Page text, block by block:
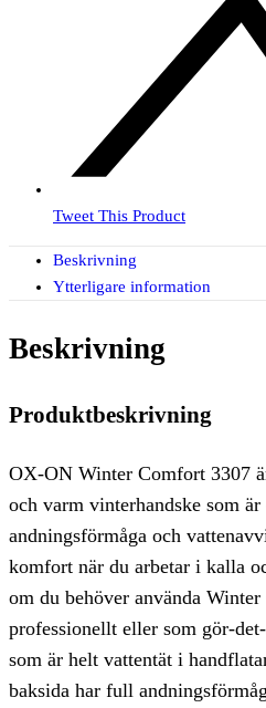
Tweet This Product
Beskrivning
Ytterligare information
Beskrivning
Produktbeskrivning
OX-ON Winter Comfort 3307
och varm vinterhandske som
andningsförmåga och
komfort när du arbetar i kalla
om du behöver använda
professionellt eller som gör-
som är helt vattentät i
baksida har full